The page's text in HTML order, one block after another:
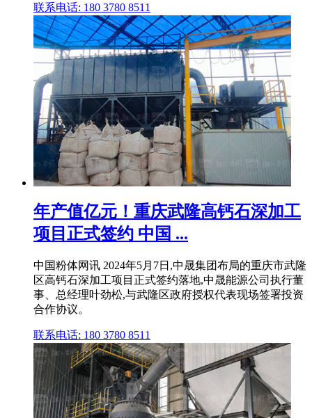
联系电话: 180 3780 8511
年产值亿元！重庆武隆高钙石深加工
项目正式签约 中国 ...
中国粉体网讯 2024年5月7日,中晟集团布局的重庆市武隆
区高钙石深加工项目正式签约落地,中晟能源公司执行董
事、总经理叶劲松,与武隆区政府授权代表现场签署投资
合作协议。
联系电话: 180 3780 8511